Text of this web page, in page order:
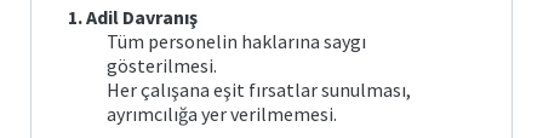
Farabi
Mevlana
Sistemi
Öğrenciler
1. Adil Davranış
Tüm personelin haklarına saygı
gösterilmesi.
Her çalışana eşit fırsatlar sunulması,
ayrımcılığa yer verilmemesi.